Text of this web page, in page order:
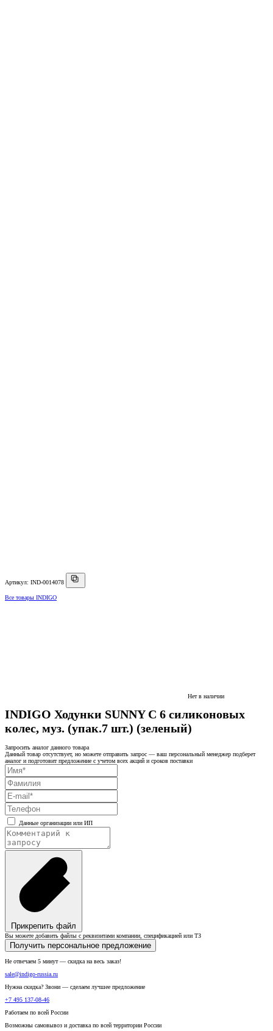
Артикул: IND-0014078
Все товары INDIGO
Нет в наличии
INDIGO Ходунки SUNNY C 6 силиконовых
колес, муз. (упак.7 шт.) (зеленый)
Запросить аналог данного товара
Данный товар отсутствует, но можете отправить запрос — ваш персональный менеджер подберет
аналог и подготовит предложение с учетом всех акций и сроков поставки
Данные организации или ИП
Прикрепить файл
Вы можете добавить файлы с реквизитами компании, спецификацией или ТЗ
Получить персональное предложение
Не отвечаем 5 минут — скидка на весь заказ!
sale@indigo-russia.ru
Нужна скидка? Звони — сделаем лучшее предложение
+7 495 137-08-46
Работаем по всей России
Возможны самовывоз и доставка по всей территории России